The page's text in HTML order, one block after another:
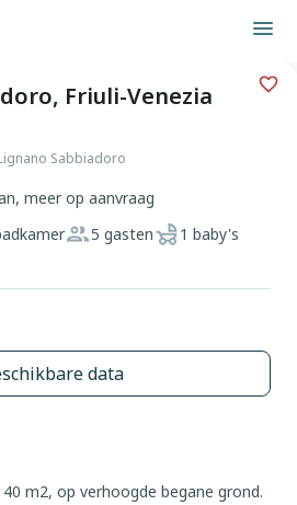
Friuli-Venezia
Sabbiadoro
meer op aanvraag
5 gasten
1 baby's
data
m2, op verhoogde begane grond.